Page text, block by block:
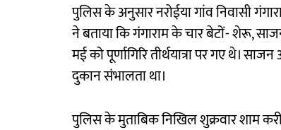
पुलिस के अनुसार नरोईया गांव निवासी
ने बताया कि गंगाराम के चार बेटों- शेरू,
मई को पूर्णागिरि तीर्थयात्रा पर गए
दुकान संभालता था।
पुलिस के मुताबिक निखिल शुक्रवार शाम